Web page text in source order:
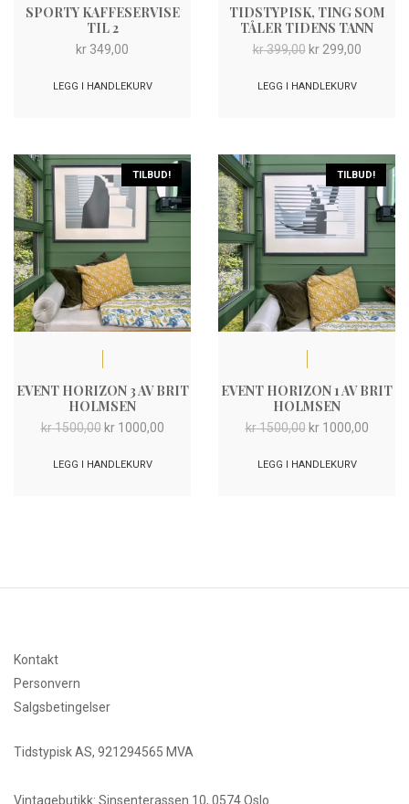
SPORTY KAFFESERVISE
TIL 2
kr 349,00
LEGG I HANDLEKURV
TIDSTYPISK, TING SOM
TÅLER TIDENS TANN
kr399,00 Opprinnelig
var:
kr299,00
LEGG I HANDLEKURV
TILBUD!
EVENT HORIZON 3 AV BRIT
HOLMSEN
kr1500,00 Opprinnelig
var:
kr1000,00Nåværende
LEGG I HANDLEKURV
TILBUD!
EVENT HORIZON 1 AV BRIT
HOLMSEN
kr1500,00 Opprinnelig
var:
kr1000,00
LEGG I HANDLEKURV
Kontakt
Personvern
Salgsbetingelser
Tidstypisk AS, 921294565 MVA
Vintagebutikk: Sinsenterassen 10, 0574 Oslo